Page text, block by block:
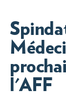
l'AFF